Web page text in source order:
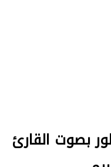
بصوت القارئ